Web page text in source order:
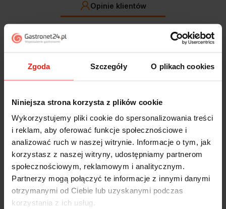
Zgoda Szczegóły O plikach cookies
Niniejsza strona korzysta z plików cookie
Wykorzystujemy pliki cookie do spersonalizowania treści
i reklam, aby oferować funkcje społecznościowe i
analizować ruch w naszej witrynie. Informacje o tym, jak
korzystasz z naszej witryny, udostępniamy partnerom
społecznościowym, reklamowym i analitycznym.
Partnerzy mogą połączyć te informacje z innymi danymi
otrzymanymi od Ciebie lub uzyskanymi podczas
korzystania z ich usług.
Opinie klientów
filtry
Magdalena
Ekspresowa realizacja zamówienia. Towar zgodny z
oczekiwaniami. Sprzedawca profesjonalny i godny
polecenia 👍️👍️👍️👍️👍️👍️👍️
wczoraj
Piotr zweryfikowano
5
Ekspresowa dostawa, super. Obsługa bardzo pomocna,
chętnie podpowie i doradzi. Opakowanie dokładnie
zabezpieczone. Bardzo kulturalna obsługa, krótkie